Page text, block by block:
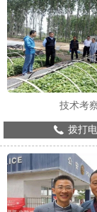
技术考
拨打